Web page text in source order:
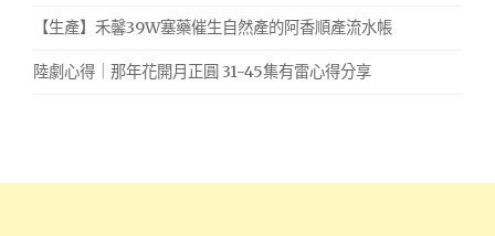
【生產】禾馨39W塞藥催生自然產的阿香順產流水帳
陸劇心得｜那年花開月正圓 31-45集有雷心得分享